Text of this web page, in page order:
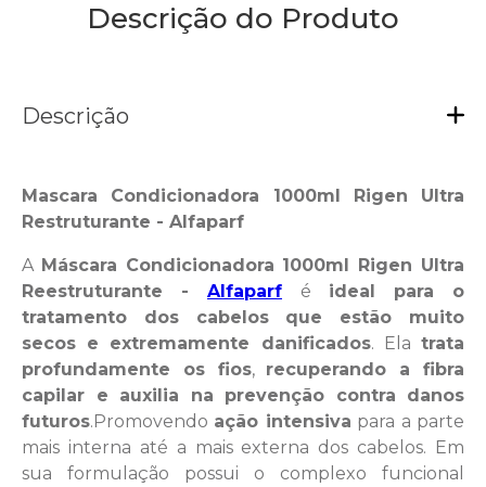
Descrição do Produto
Descrição
Mascara Condicionadora 1000ml Rigen Ultra
Restruturante - Alfaparf
A Máscara Condicionadora 1000ml Rigen Ultra
Reestruturante - Alfaparf é ideal para o
tratamento dos cabelos que estão muito
secos e extremamente danificados. Elatrata
profundamente os fios, recuperando a fibra
capilar e auxilia na prevenção contra danos
futuros.Promovendo ação intensiva para a parte
mais interna até a mais externa dos cabelos. Em
sua formulação possui o complexo funcional